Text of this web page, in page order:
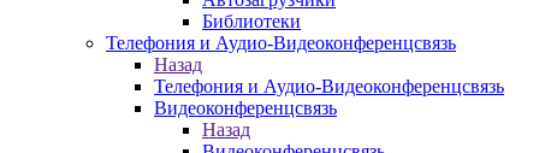
Библиотеки
Телефония и Аудио-Видеоконференцсвязь
Назад
Телефония и Аудио-Видеоконференцсвязь
Видеоконференцсвязь
Назад